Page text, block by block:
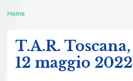
Home
T.A.R.
12 maggio